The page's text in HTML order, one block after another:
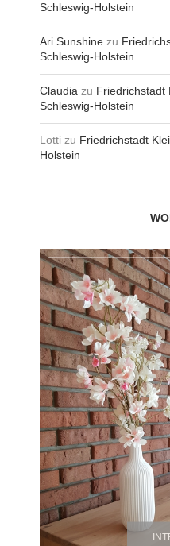
Schleswig-Holstein
Ari Sunshine zu
Schleswig-Holstein
Claudia zu Friedrichstadt
Schleswig-Holstein
Lotti zu Friedrichstadt
Holstein